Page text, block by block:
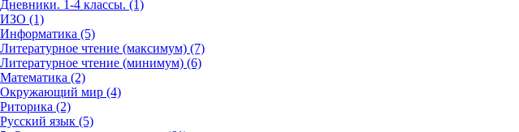
Дневники. 1-4 классы. (1)
ИЗО (1)
Информатика (5)
Литературное чтение (максимум) (7)
Литературное чтение (минимум) (6)
Математика (2)
Окружающий мир (4)
Риторика (2)
Русский язык (5)